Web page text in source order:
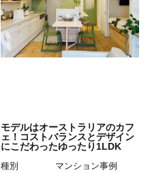
モデルはオーストラリアのカフ
ェ！コストバランスとデザイン
にこだわったゆったり1LDK
種別
マンション事例